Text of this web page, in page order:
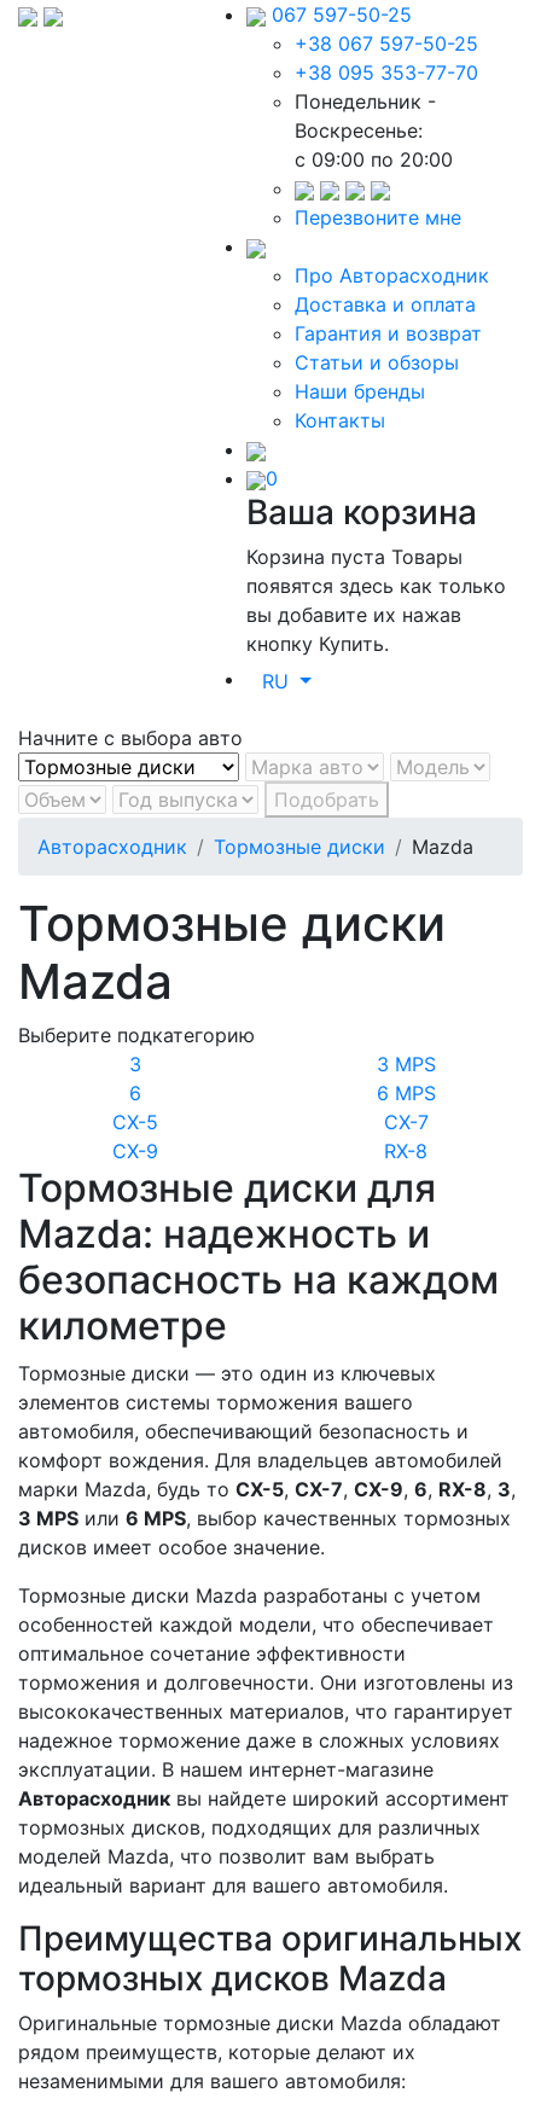
067 597-50-25
+38 067 597-50-25
+38 095 353-77-70
Понедельник -
Воскресенье:
c 09:00 по 20:00
Перезвоните мне
Про Авторасходник
Доставка и оплата
Гарантия и возврат
Статьи и обзоры
Наши бренды
Контакты
0
Ваша корзина
Корзина пустаТовары
появятся здесь как только
вы добавите их нажав
кнопку Купить.
RU
Начните с выбора авто
Подобрать
Авторасходник
Тормозные диски Mazda
Тормозные диски
Mazda
Выберите подкатегорию
3
3 MPS
6
6 MPS
CX-5
CX-7
CX-9
RX-8
Тормозные диски для
Mazda: надежность и
безопасность на каждом
километре
Тормозные диски — это один из ключевых
элементов системы торможения вашего
автомобиля, обеспечивающий безопасность и
комфорт вождения. Для владельцев автомобилей
марки Mazda, будь то CX-5, CX-7, CX-9, 6, RX-8, 3,
3 MPS или 6 MPS, выбор качественных тормозных
дисков имеет особое значение.
Тормозные диски Mazda разработаны с учетом
особенностей каждой модели, что обеспечивает
оптимальное сочетание эффективности
торможения и долговечности. Они изготовлены из
высококачественных материалов, что гарантирует
надежное торможение даже в сложных условиях
эксплуатации. В нашем интернет-магазине
Авторасходник вы найдете широкий ассортимент
тормозных дисков, подходящих для различных
моделей Mazda, что позволит вам выбрать
идеальный вариант для вашего автомобиля.
Преимущества оригинальных
тормозных дисков Mazda
Оригинальные тормозные диски Mazda обладают
рядом преимуществ, которые делают их
незаменимыми для вашего автомобиля: